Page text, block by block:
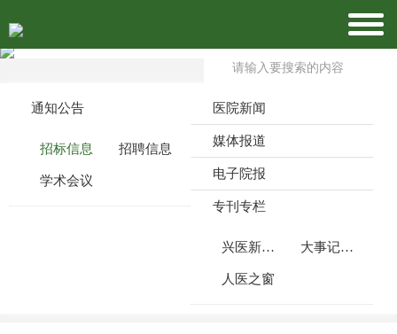
通知公告
招标信息 招聘信息
学术会议
医院新闻
媒体报道
电子院报
专刊专栏
兴医新闻周刊 大事记月报
人医之窗